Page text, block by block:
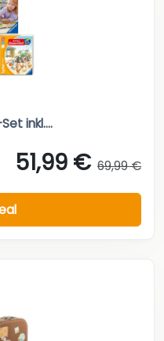
inkl....
51,99 € 69,99 €